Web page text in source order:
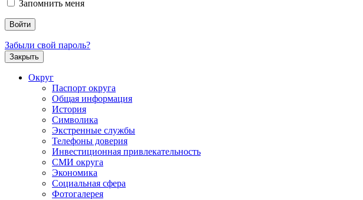
Запомнить меня
Забыли свой пароль?
Закрыть
Округ
Паспорт округа
Общая информация
История
Символика
Экстренные службы
Телефоны доверия
Инвестиционная привлекательность
СМИ округа
Экономика
Социальная сфера
Фотогалерея